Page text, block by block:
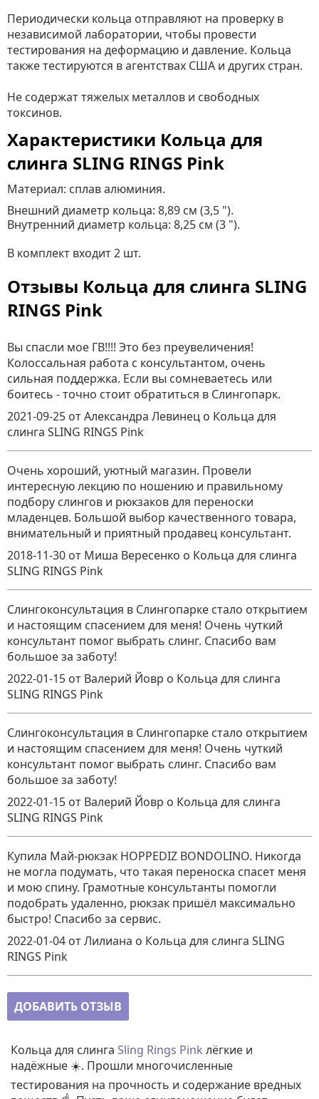
Периодически кольца отправляют на проверку в
независимой лаборатории, чтобы провести
тестирования на деформацию и давление. Кольца
также тестируются в агентствах США и других стран.
Не содержат тяжелых металлов и свободных
токсинов.
Характеристики Кольца для
слинга SLING RINGS Pink
Материал: сплав алюминия.
Внешний диаметр кольца: 8,89 см (3,5 ").
Внутренний диаметр кольца: 8,25 см (3 ").
В комплект входит 2 шт.
Отзывы Кольца для слинга SLING
RINGS Pink
Вы спасли мое ГВ!!!! Это без преувеличения!
Колоссальная работа с консультантом, очень
сильная поддержка. Если вы сомневаетесь или
боитесь - точно стоит обратиться в Слингопарк.
2021-09-25 от Александра Левинец о Кольца для
слинга SLING RINGS Pink
Очень хороший, уютный магазин. Провели
интересную лекцию по ношению и правильному
подбору слингов и рюкзаков для переноски
младенцев. Большой выбор качественного товара,
внимательный и приятный продавец консультант.
2018-11-30 от Миша Вересенко о Кольца для слинга
SLING RINGS Pink
Слингоконсультация в Слингопарке стало открытием
и настоящим спасением для меня! Очень чуткий
консультант помог выбрать слинг. Спасибо вам
большое за заботу!
2022-01-15 от Валерий Йовр о Кольца для слинга
SLING RINGS Pink
Слингоконсультация в Слингопарке стало открытием
и настоящим спасением для меня! Очень чуткий
консультант помог выбрать слинг. Спасибо вам
большое за заботу!
2022-01-15 от Валерий Йовр о Кольца для слинга
SLING RINGS Pink
Купила Май-рюкзак HOPPEDIZ BONDOLINO. Никогда
не могла подумать, что такая переноска спасет меня
и мою спину. Грамотные консультанты помогли
подобрать удаленно, рюкзак пришёл максимально
быстро! Спасибо за сервис.
2022-01-04 от Лилиана о Кольца для слинга SLING
RINGS Pink
ДОБАВИТЬ ОТЗЫВ
Кольца для слинга Sling Rings Pink лёгкие и
надёжные ☀️. Прошли многочисленные
тестирования на прочность и содержание вредных